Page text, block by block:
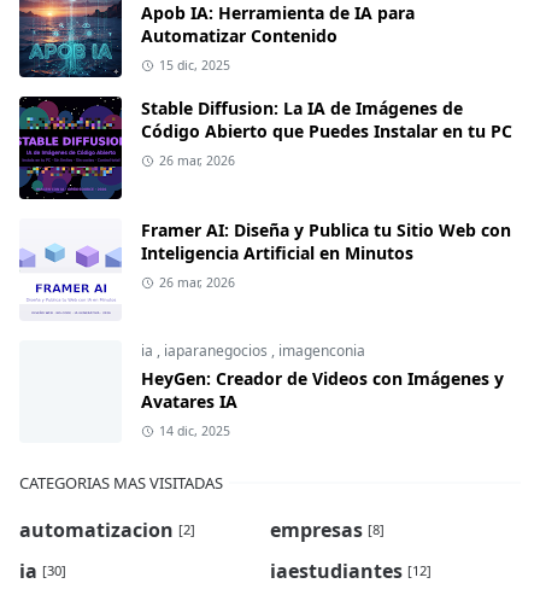
Apob IA: Herramienta de IA para
Automatizar Contenido
15 dic, 2025
Stable Diffusion: La IA de Imágenes de
Código Abierto que Puedes Instalar en tu PC
26 mar, 2026
Framer AI: Diseña y Publica tu Sitio Web con
Inteligencia Artificial en Minutos
26 mar, 2026
ia , iaparanegocios , imagenconia
HeyGen: Creador de Videos con Imágenes y
Avatares IA
14 dic, 2025
CATEGORIAS MAS VISITADAS
automatizacion [2] empresas [8]
ia [30] iaestudiantes [12]